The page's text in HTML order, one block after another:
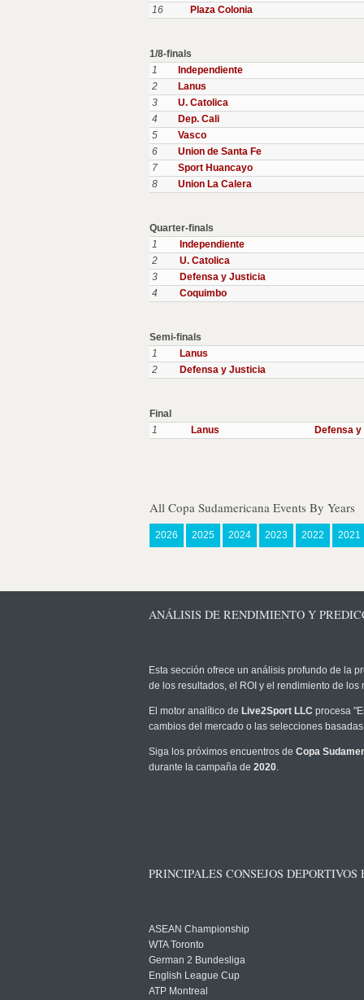
16
Plaza Colonia
1/8-finals
1
Independiente
2
Lanus
3
U. Catolica
4
Dep. Cali
5
Vasco
6
Union de Santa Fe
7
Sport Huancayo
8
Union La Calera
Quarter-finals
1
Independiente
2
U. Catolica
3
Defensa y Justicia
4
Coquimbo
Semi-finals
1
Lanus
2
Defensa y Justicia
Final
1
Lanus Defensa
All Copa Sudamericana Events By Years
2026 2025 2024 2023 2022 2021
ANÁLISIS DE RENDIMIENTO Y
Esta sección ofrece un análisis profundo de la
de los resultados, el ROI y el rendimiento de
El motor analítico de Live2Sport LLC procesa
cambios del mercado o las selecciones
Siga los próximos encuentros de Copa
durante la campaña de 2020.
PRINCIPALES CONSEJOS DEPORTIVOS
ASEAN Championship
WTA Toronto
German 2 Bundesliga
English League Cup
ATP Montreal